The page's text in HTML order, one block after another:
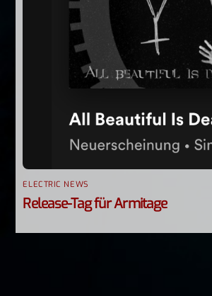
ELECTRIC NEWS
Release-Tag für Armitage